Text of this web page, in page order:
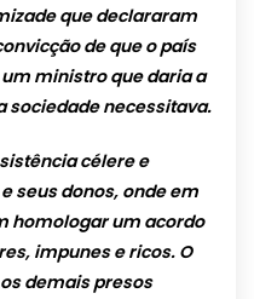
que declararam
de que o país
ministro que daria a
sociedade necessitava.
célere e
seus donos, onde em
homologar um acordo
impunes e ricos. O
demais presos